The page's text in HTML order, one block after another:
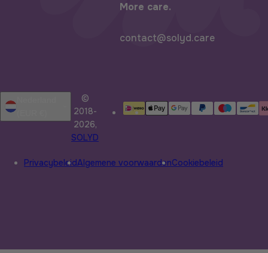
More care.
contact@solyd.care
©
2018-
2026,
SOLYD
PrivacybeleidAlgemene voorwaardenCookiebeleid